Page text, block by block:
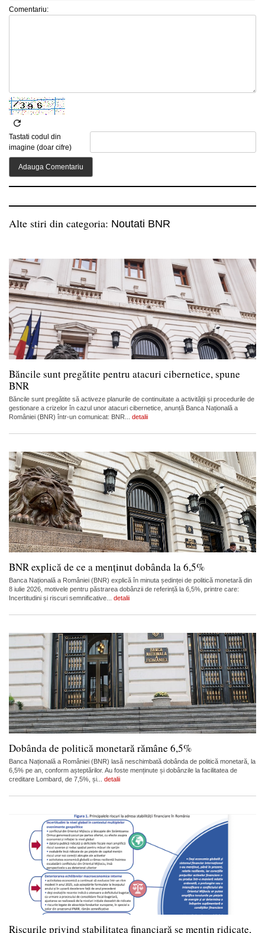
Comentariu:
Tastati codul din
imagine (doar cifre)
Alte stiri din categoria: Noutati BNR
Băncile sunt pregătite pentru atacuri cibernetice, spune
BNR
Băncile sunt pregătite să activeze planurile de continuitate a activității și procedurile de
gestionare a crizelor în cazul unor atacuri cibernetice, anunță Banca Națională a
României (BNR) într-un comunicat: BNR... detalii
BNR explică de ce a menținut dobânda la 6,5%
Banca Națională a României (BNR) explică în minuta ședinței de politică monetară din
8 iulie 2026, motivele pentru păstrarea dobânzii de referință la 6,5%, printre care:
Incertitudini și riscuri semnificative... detalii
Dobânda de politică monetară rămâne 6,5%
Banca Națională a României (BNR) lasă neschimbată dobânda de politică monetară, la
6,5% pe an, conform așteptărilor. Au foste menținute și dobânzile la facilitatea de
creditare Lombard, de 7,5%, și... detalii
Riscurile privind stabilitatea financiară se mențin ridicate,